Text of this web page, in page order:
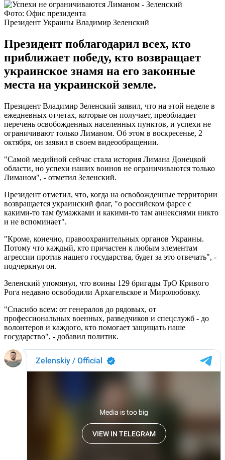
Фото: Офис президента
Президент Украины Владимир Зеленский
Президент поблагодарил всех, кто
приближает победу, кто возвращает
украинское знамя на его законные
места на украинской земле.
Президент Владимир Зеленский заявил, что на этой неделе в
ежедневных отчетах, которые он получает, преобладает
перечень освобожденных населенных пунктов, и успехи не
ограничивают только Лиманом. Об этом в воскресенье, 2
октября, он заявил в своем видеообращении.
"Самой медийной сейчас стала история Лимана Донецкой
области, но успехи наших воинов не ограничиваются только
Лиманом", - отметил Зеленский.
Президент отметил, что, когда на освобожденные территории
возвращается украинский флаг, "о российском фарсе с
какими-то там бумажками и какими-то там аннексиями никто
и не вспоминает".
"Кроме, конечно, правоохранительных органов Украины.
Потому что каждый, кто причастен к любым элементам
агрессии против нашего государства, будет за это отвечать", -
подчеркнул он.
Зеленский упомянул, что воины 129 бригады ТрО Кривого
Рога недавно освободили Архагельское и Миролюбовку.
"Спасибо всем: от генералов до рядовых, от
профессиональных военных, разведчиков и спецслужб - до
волонтеров и каждого, кто помогает защищать наше
государство", - добавил политик.